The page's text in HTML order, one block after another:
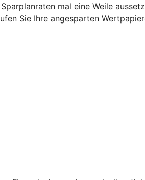
mal eine Weile
Sie Ihre angesparten